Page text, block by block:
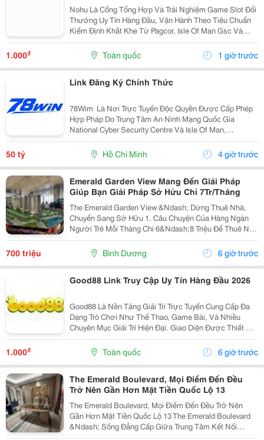
Nohu Là Cổng Tổng Hợp Và Trải Nghiệm Game Slot Đổi
Thưởng Uy Tín Hàng Đầu, Vận Hành Theo Tiêu Chuẩn
Kiểm Định Khắt Khe Từ Pagcor, Isle Of Man Gsc Và
Curacao Egaming. Tích Hợp Chứng Nhận Bảo Mật
Geotrust Giao Thức Ssl 256-Bit, Trang Web
Gamenohu.lol...
1.000₫ Toàn quốc 1 giờ trước
Link Đăng Ký Chính Thức
78Wim ⁠ Là Nơi Trực Tuyến Độc Quyền Được Cấp Phép
Hợp Pháp Do Trung Tâm An Ninh Mạng Quốc Gia
National Cyber Security Centre Và Isle Of Man,
Cagayan,Và Pagcor Cấp Phép. Những Giấy Phép Khẳng
Định Sân Chơi Này An Toàn Và Minh Bạch Thu Hút Hơn
10 Triệu...
50 tỷ Hồ Chí Minh 4 giờ trước
Emerald Garden View Mang Đến Giải Pháp
Giúp Bạn Giải Pháp Sở Hửu Chỉ 7Tr/Tháng
The Emerald Garden View &Ndash; Dừng Thuê Nhà,
Chuyển Sang Sở Hữu 1. Câu Chuyện Của Hàng Ngàn
Người Trẻ Mỗi Tháng Chi 6&Ndash;8 Triệu Để Thuê Nhà
Nhưng Tài Sản Vẫn Là Con Số 0. Emerald Garden View
Mang Đến Giải Pháp Giúp Bạn Chuyển Tiền Thuê Nhà...
700 triệu Bình Dương 6 giờ trước
Good88 Link Truy Cập Uy Tín Hàng Đầu 2026
Good88 Là Nền Tảng Giải Trí Trực Tuyến Cung Cấp Đa
Dạng Trò Chơi Như Thể Thao, Game Bài, Và Nhiều
Chuyên Mục Giải Trí Hiện Đại. Giao Diện Được Thiết Kế
Trực Quan, Thân Thiện Với Người Dùng Trên Cả Điện
Thoại Và Máy Tính. Hệ Thống Bảo Mật Hiện Đại...
1.000₫ Toàn quốc 6 giờ trước
The Emerald Boulevard, Mọi Điểm Đến Đều
Trở Nên Gần Hơn Mặt Tiền Quốc Lộ 13
The Emerald Boulevard, Mọi Điểm Đến Đều Trở Nên
Gần Hơn Mặt Tiền Quốc Lộ 13 The Emerald Boulevard
&Ndash; Sống Đẳng Cấp Giữa Trung Tâm Kết Nối
Tp.hcm Bạn Đang Tìm Một Căn Hộ Vừa Để Ở, Vừa Có